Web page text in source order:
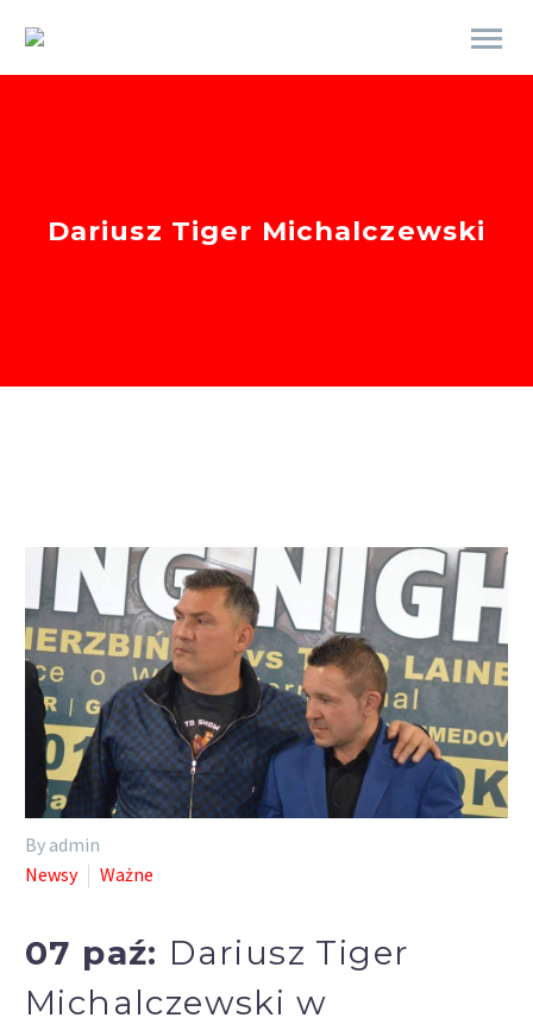
Dariusz Tiger Michalczewski
By admin
Newsy
Ważne
07 paź: Dariusz Tiger
Michalczewski w